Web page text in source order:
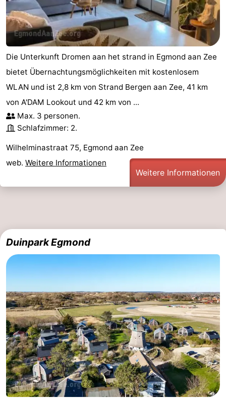
Die Unterkunft Dromen aan het strand in Egmond aan Zee
bietet Übernachtungsmöglichkeiten mit kostenlosem
WLAN und ist 2,8 km von Strand Bergen aan Zee, 41 km
von A'DAM Lookout und 42 km von ...
Max. 3 personen.
Schlafzimmer: 2.
Wilhelminastraat 75, Egmond aan Zee
web. Weitere Informationen
Weitere Informationen
Duinpark Egmond